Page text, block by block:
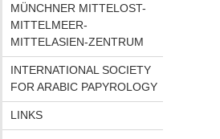
MÜNCHNER MITTELOST-
MITTELMEER-
MITTELASIEN-ZENTRUM
INTERNATIONAL SOCIETY
FOR ARABIC PAPYROLOGY
LINKS